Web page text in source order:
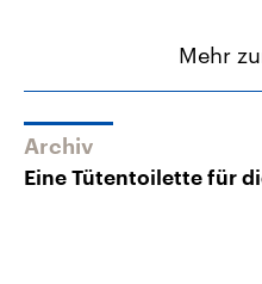
Mehr
Archiv
Eine Tütentoilette für